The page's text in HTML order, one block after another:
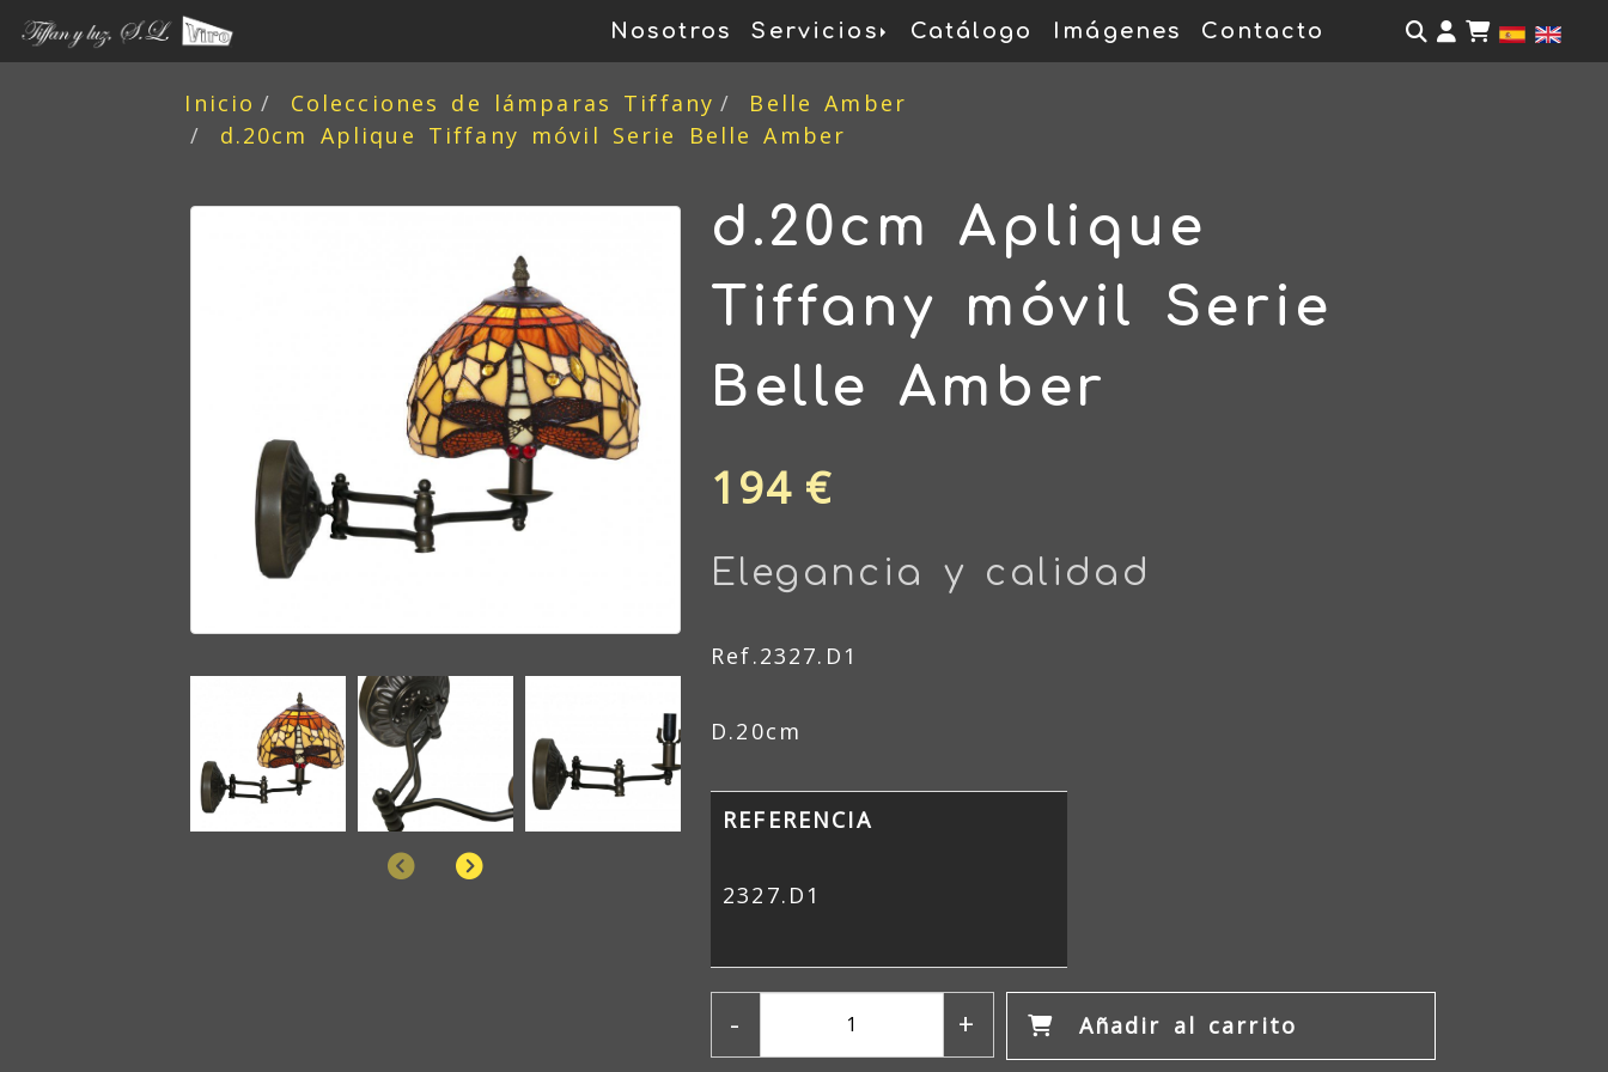
Nosotros Servicios Catálogo Imágenes Contacto Identifícate
Inicio Colecciones de lámparas Tiffany
Belle Amber
d.20cm Aplique Tiffany móvil Serie Belle Amber
AnteriorSiguiente
d.20cm Aplique
Tiffany móvil Serie
Belle Amber
194 €
Elegancia y calidad
Ref.2327.D1
D.20cm
REFERENCIA
2327.D1
- + Añadir al carrito